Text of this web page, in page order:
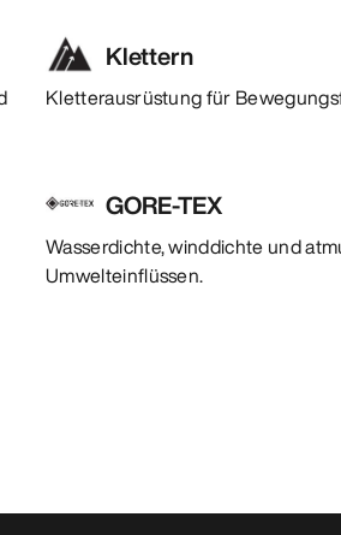
Klettern
Kletterausrüstung für
GORE-TEX
Wasserdichte, winddichte und
Umwelteinflüssen.